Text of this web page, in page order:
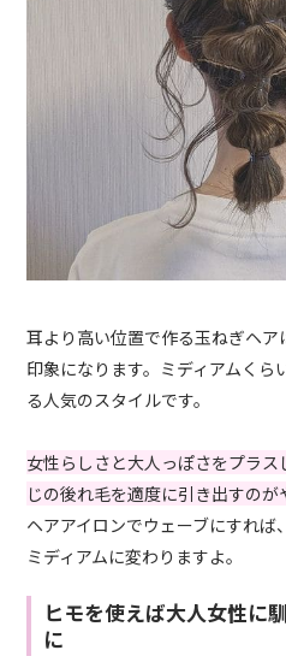
耳より高い位置で作る玉ねぎヘア
印象になります。ミディアムくら
る人気のスタイルです。
女性らしさと大人っぽさをプラ
じの後れ毛を適度に引き出すの
ヘアアイロンでウェーブにすれ
ミディアムに変わりますよ。
ヒモを使えば大人女性に
に